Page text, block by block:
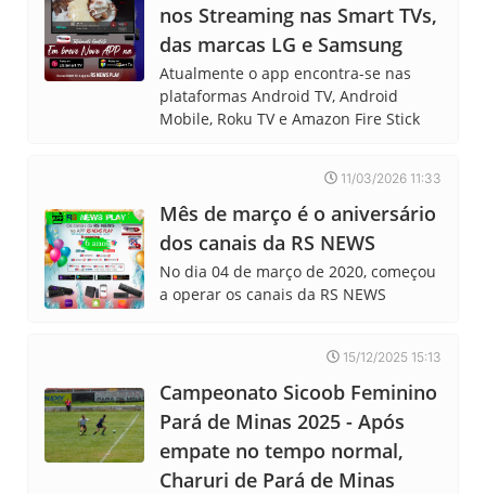
nos Streaming nas Smart TVs,
das marcas LG e Samsung
Atualmente o app encontra-se nas
plataformas Android TV, Android
Mobile, Roku TV e Amazon Fire Stick
11/03/2026 11:33
Mês de março é o aniversário
dos canais da RS NEWS
No dia 04 de março de 2020, começou
a operar os canais da RS NEWS
15/12/2025 15:13
Campeonato Sicoob Feminino
Pará de Minas 2025 - Após
empate no tempo normal,
Charuri de Pará de Minas